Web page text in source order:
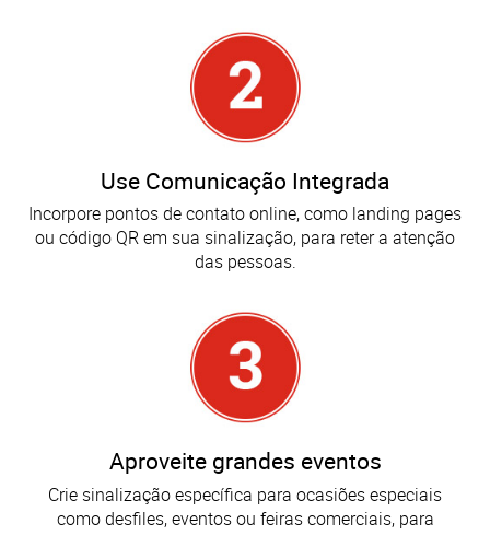
Use Comunicação Integrada
Incorpore pontos de contato online, como landing pages
ou código QR em sua sinalização, para reter a atenção
das pessoas.
Aproveite grandes eventos
Crie sinalização específica para ocasiões especiais
como desfiles, eventos ou feiras comerciais, para